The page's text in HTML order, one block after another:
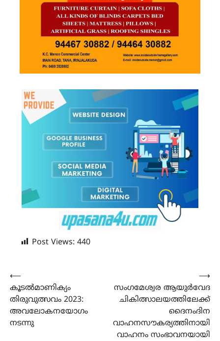
Post Views: 440
Post
navigation
⟵
കൂടൽമാണിക്യം
തിരുവുത്സവം 2023:
അവലോകനയോഗം
നടന്നു
സംഗമേശ്വര ആയുർവേദ
ചികിത്സാലയത്തിലേക്ക്
ദൈനംദിന
വാഹനസൗകര്യത്തിനായി
വാഹനം സംഭാവനയായി
⟶